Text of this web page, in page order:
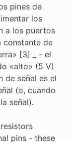
pines de
los
a los puertos
constante de
[3] _ - el
«alto» (5 V)
de señal es el
(o, cuando
señal).
pins - these